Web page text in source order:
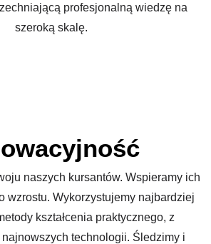
profesjonalną wiedzę na
szeroką skalę.
naszych kursantów. Wspieramy ich
wzrostu. Wykorzystujemy najbardziej
kształcenia praktycznego, z
technologii. Śledzimy i